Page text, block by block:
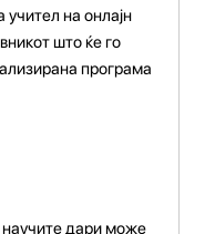
на онлајн
што ќе го
програма
научите дари може